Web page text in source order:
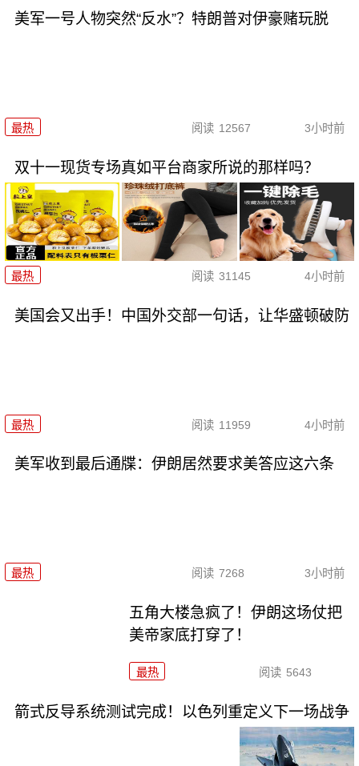
美军一号人物突然“反水”？特朗普对伊豪赌玩脱
最热 阅读 12567 3小时前
双十一现货专场真如平台商家所说的那样吗？
最热 阅读 31145 4小时前
美国会又出手！中国外交部一句话，让华盛顿破防
最热 阅读 11959 4小时前
美军收到最后通牒：伊朗居然要求美答应这六条
最热 阅读 7268 3小时前
五角大楼急疯了！伊朗这场仗把
美帝家底打穿了！
最热 阅读 5643
箭式反导系统测试完成！以色列重定义下一场战争